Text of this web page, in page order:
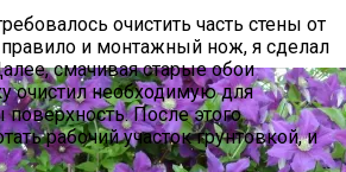
Цветов Для Посадки В Апреле,
Быстрее Зацвели
очистить часть стены от
и монтажный нож, я сделал
смачивая старые обои
очистил необходимую для
После этого
рабочий участок грунтовкой, и